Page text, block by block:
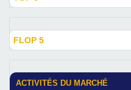
FLOP 5
ACTIVITÉS DU MARCHÉ